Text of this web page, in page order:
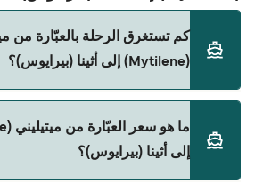
كم تستغرق الرحلة بالعبّارة من
(Mytilene) إلى أثينا (بيرايوس)؟
(بيرايوس) تقريباً 12 ساعات. مدة
حسب الموسم والشركة، لذلك ننصحك
المباشرة باستخدام Direct Ferries Deal Finder.
إلى أثينا (بيرايوس)؟